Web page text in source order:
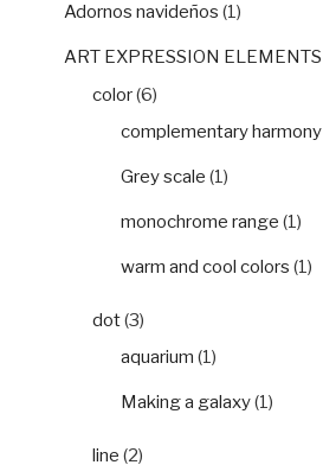
Adornos navideños (1)
ART EXPRESSION ELEMENTS
color(6)
complementary harmony
Grey scale (1)
monochrome range (1)
warm and cool colors (1)
dot(3)
aquarium (1)
Making a galaxy(1)
line (2)